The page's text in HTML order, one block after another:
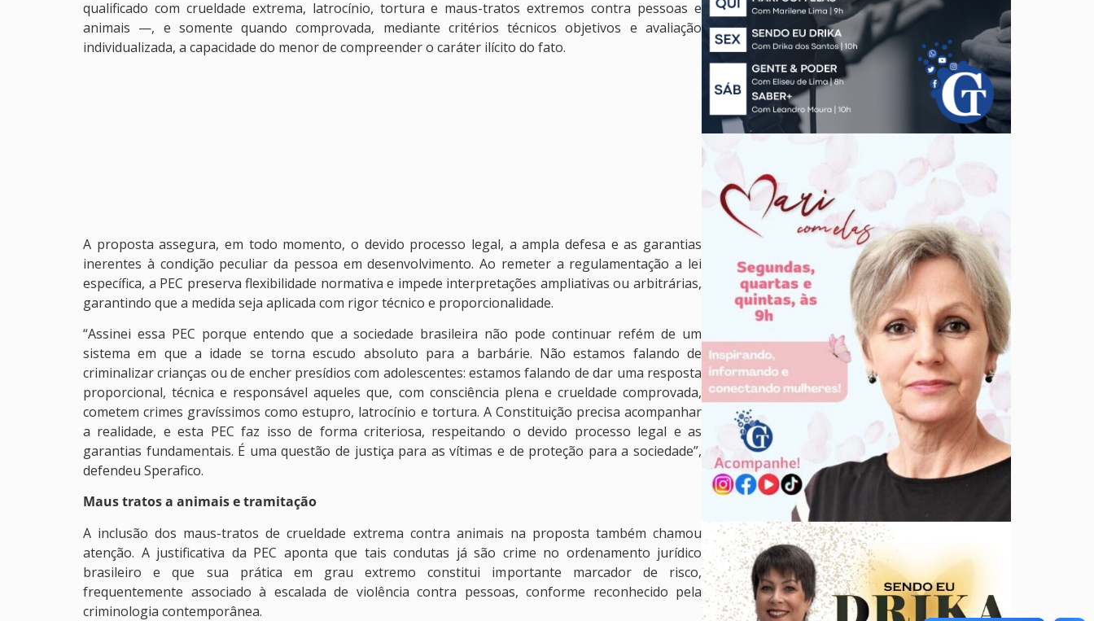
qualificado com crueldade extrema, latrocínio, tortura e maus-tratos extremos contra pessoas e
animais —, e somente quando comprovada, mediante critérios técnicos objetivos e avaliação
individualizada, a capacidade do menor de compreender o caráter ilícito do fato.
A proposta assegura, em todo momento, o devido processo legal, a ampla defesa e as garantias
inerentes à condição peculiar da pessoa em desenvolvimento. Ao remeter a regulamentação a lei
específica, a PEC preserva flexibilidade normativa e impede interpretações ampliativas ou arbitrárias,
garantindo que a medida seja aplicada com rigor técnico e proporcionalidade.
“Assinei essa PEC porque entendo que a sociedade brasileira não pode continuar refém de um
sistema em que a idade se torna escudo absoluto para a barbárie. Não estamos falando de
criminalizar crianças ou de encher presídios com adolescentes: estamos falando de dar uma resposta
proporcional, técnica e responsável aqueles que, com consciência plena e crueldade comprovada,
cometem crimes gravíssimos como estupro, latrocínio e tortura. A Constituição precisa acompanhar
a realidade, e esta PEC faz isso de forma criteriosa, respeitando o devido processo legal e as
garantias fundamentais. É uma questão de justiça para as vítimas e de proteção para a sociedade”,
defendeu Sperafico.
Maus tratos a animais e tramitação
A inclusão dos maus-tratos de crueldade extrema contra animais na proposta também chamou
atenção. A justificativa da PEC aponta que tais condutas já são crime no ordenamento jurídico
brasileiro e que sua prática em grau extremo constitui importante marcador de risco,
frequentemente associado à escalada de violência contra pessoas, conforme reconhecido pela
criminologia contemporânea.